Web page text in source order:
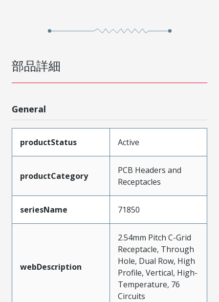
部品詳細
General
productStatus Active
productCategory
PCB Headers and
Receptacles
seriesName 71850
webDescription
2.54mm Pitch C-Grid
Receptacle, Through
Hole, Dual Row, High
Profile, Vertical, High-
Temperature, 76
Circuits